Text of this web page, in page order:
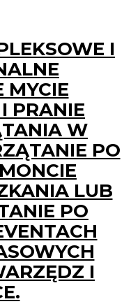
I
MYCIE
PRANIE
W
PO
LUB
PO
I